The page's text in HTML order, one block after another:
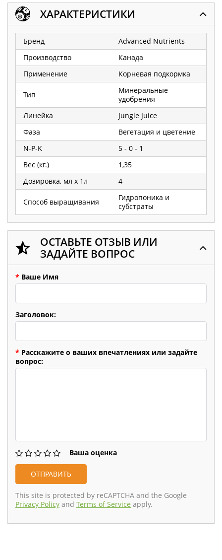
ХАРАКТЕРИСТИКИ
Бренд
Advanced Nutrients
Производство
Канада
Применение
Корневая подкормка
Тип
Минеральные
удобрения
Линейка
Jungle Juice
Фаза
Вегетация и цветение
N-P-K
5 - 0 - 1
Вес (кг.)
1,35
Дозировка, мл х 1л
4
Способ выращивания
Гидропоника и
субстраты
ОСТАВЬТЕ ОТЗЫВ ИЛИ
ЗАДАЙТЕ ВОПРОС
* Ваше Имя
Заголовок:
* Расскажите о ваших впечатлениях или задайте
вопрос:
Ваша оценка
This site is protected by reCAPTCHA and the Google
Privacy Policy and Terms of Service apply.